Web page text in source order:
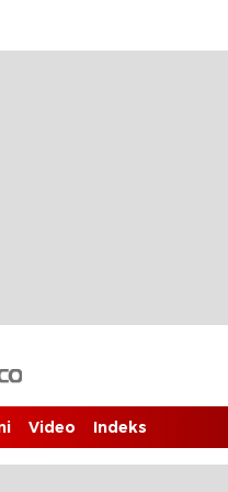
Video Indeks